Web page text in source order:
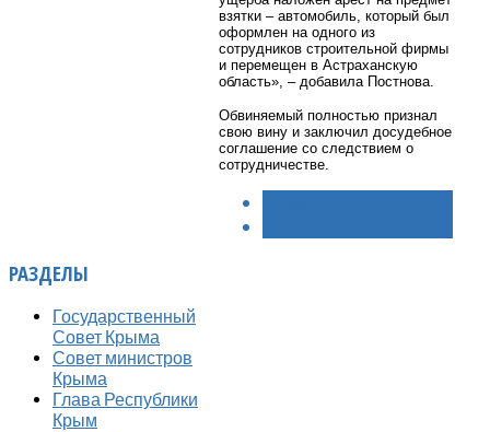
взятки – автомобиль, который был
оформлен на одного из
сотрудников строительной фирмы
и перемещен в Астраханскую
область», – добавила Постнова.
Обвиняемый полностью признал
свою вину и заключил досудебное
соглашение со следствием о
сотрудничестве.
РАЗДЕЛЫ
Государственный
Совет Крыма
Совет министров
Крыма
Глава Республики
Крым